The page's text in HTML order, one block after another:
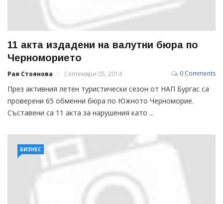
11 акта издадени на валутни бюра по
Черноморието
Рая Стоянова Септември 05, 2014 0 Comments
През активния летен туристически сезон от НАП Бургас са
проверени 65 обменни бюра по Южното Черноморие.
Съставени са 11 акта за нарушения като ...
БИЗНЕС